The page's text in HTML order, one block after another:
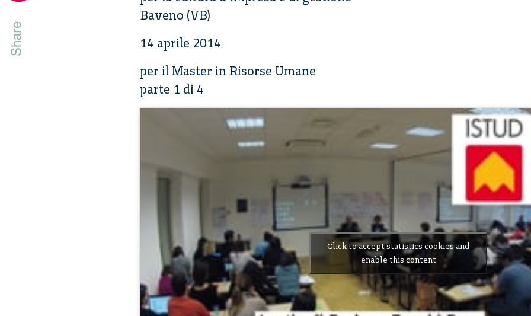
Baveno (VB)
14 aprile 2014
per il Master in Risorse Umane
parte 1 di 4
Click to accept statistics cookies and
enable this content